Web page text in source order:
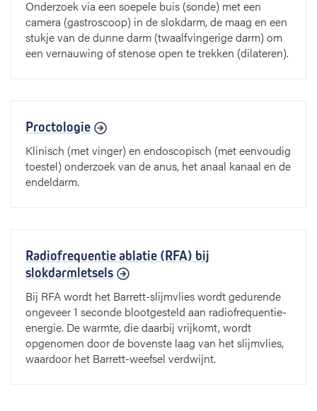
Onderzoek via een soepele buis (sonde) met een
camera (gastroscoop) in de slokdarm, de maag en een
stukje van de dunne darm (twaalfvingerige darm) om
een vernauwing of stenose open te trekken (dilateren).
Proctologie
Klinisch (met vinger) en endoscopisch (met eenvoudig
toestel) onderzoek van de anus, het anaal kanaal en de
endeldarm.
Radiofrequentie ablatie (RFA) bij
slokdarmletsels
Bij RFA wordt het Barrett-slijmvlies wordt gedurende
ongeveer 1 seconde blootgesteld aan radiofrequentie-
energie. De warmte, die daarbij vrijkomt, wordt
opgenomen door de bovenste laag van het slijmvlies,
waardoor het Barrett-weefsel verdwijnt.